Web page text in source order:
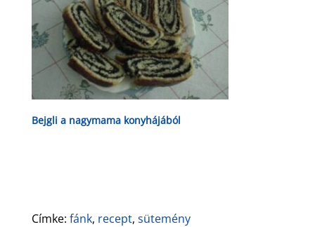
Bejgli a nagymama konyhájából
Címke: fánk, recept, sütemény